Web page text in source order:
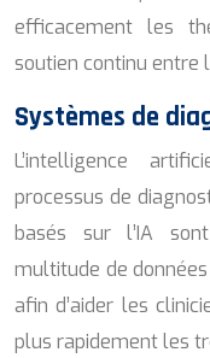
efficacement les
soutien continu entre
Systèmes de
L’intelligence
processus de
basés sur l’IA
multitude de
afin d’aider les
plus rapidement les